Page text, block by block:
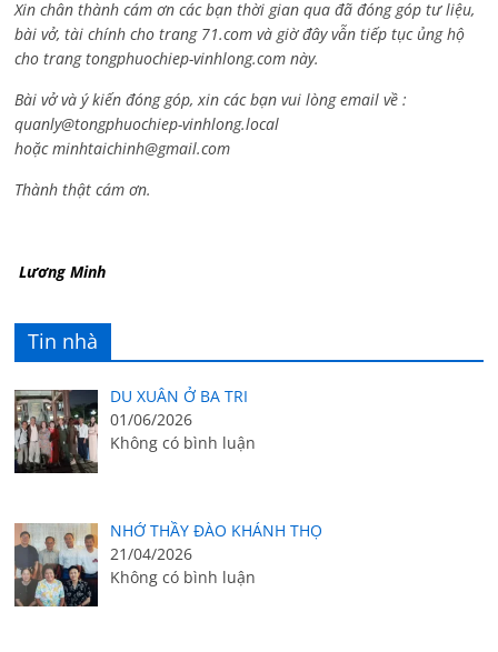
Xin chân thành cám ơn các bạn thời gian qua đã đóng góp tư liệu,
bài vở, tài chính cho trang 71.com và giờ đây vẫn tiếp tục ủng hộ
cho trang tongphuochiep-vinhlong.com này.
Bài vở và ý kiến đóng góp, xin các bạn vui lòng email về :
quanly@tongphuochiep-vinhlong.local
hoặcminhtaichinh@gmail.com
Thành thật cám ơn.
Lương Minh
Tin nhà
DU XUÂN Ở BA TRI
01/06/2026
Không có bình luận
NHỚ THẦY ĐÀO KHÁNH THỌ
21/04/2026
Không có bình luận